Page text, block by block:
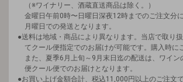
（※ワイナリー、酒蔵直送商品は除く。）
金曜日午前0時〜日曜日深夜12時までのご注文分
月曜日での発送となります。
送料は地域・商品により異なります。当店で取り
てクール便指定でのお届けが可能です。購入時に
また、夏季6月上旬～9月末日迄の配送は、ワイン
便クール便でのお届けとなります。
お買い上げ金額合計、税込11,000円以上のご注文で